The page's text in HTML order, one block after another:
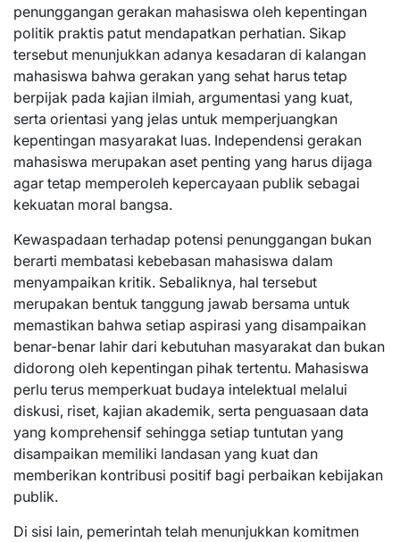
penunggangan gerakan mahasiswa oleh kepentingan
politik praktis patut mendapatkan perhatian. Sikap
tersebut menunjukkan adanya kesadaran di kalangan
mahasiswa bahwa gerakan yang sehat harus tetap
berpijak pada kajian ilmiah, argumentasi yang kuat,
serta orientasi yang jelas untuk memperjuangkan
kepentingan masyarakat luas. Independensi gerakan
mahasiswa merupakan aset penting yang harus dijaga
agar tetap memperoleh kepercayaan publik sebagai
kekuatan moral bangsa.
Kewaspadaan terhadap potensi penunggangan bukan
berarti membatasi kebebasan mahasiswa dalam
menyampaikan kritik. Sebaliknya, hal tersebut
merupakan bentuk tanggung jawab bersama untuk
memastikan bahwa setiap aspirasi yang disampaikan
benar-benar lahir dari kebutuhan masyarakat dan bukan
didorong oleh kepentingan pihak tertentu. Mahasiswa
perlu terus memperkuat budaya intelektual melalui
diskusi, riset, kajian akademik, serta penguasaan data
yang komprehensif sehingga setiap tuntutan yang
disampaikan memiliki landasan yang kuat dan
memberikan kontribusi positif bagi perbaikan kebijakan
publik.
Di sisi lain, pemerintah telah menunjukkan komitmen